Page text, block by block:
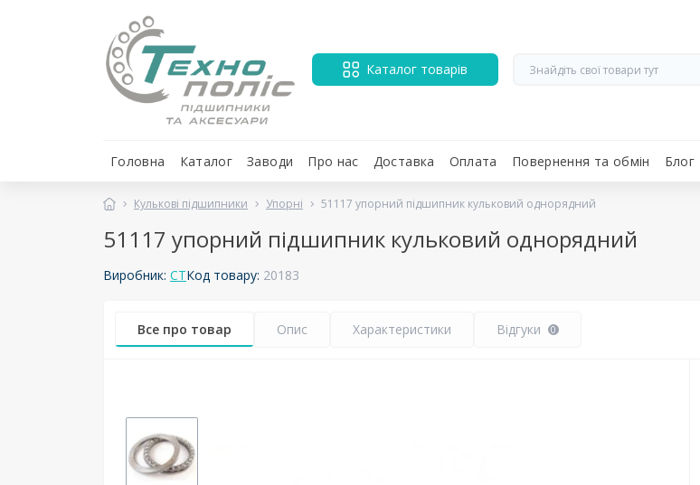
Каталог товарів
Головна Каталог Заводи Про нас Доставка Оплата Повернення та обмін Блог
Кулькові підшипники Упорні 51117 упорний підшипник кульковий однорядний
51117 упорний підшипник кульковий однорядний
Виробник: CTКод товару: 20183
Все про товар Опис Характеристики Відгуки 0